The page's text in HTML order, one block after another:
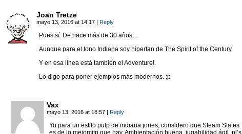
Joan Tretze
mayo 13, 2016 at 14:17 | Reply
Pues sí. De hace más de 30 años…
Aunque para el tono Indiana soy hiperfan de The Spirit of the Century.
Y en esa línea está también el Adventure!.
Lo digo para poner ejemplos más modernos. :p
Vax
mayo 13, 2016 at 18:57 | Reply
Yo para un estilo pulp de indiana jones, considero que Steam States
es de lo mejorcitp que hay. Ambientación buena, jugabilidad ágil, pj’s